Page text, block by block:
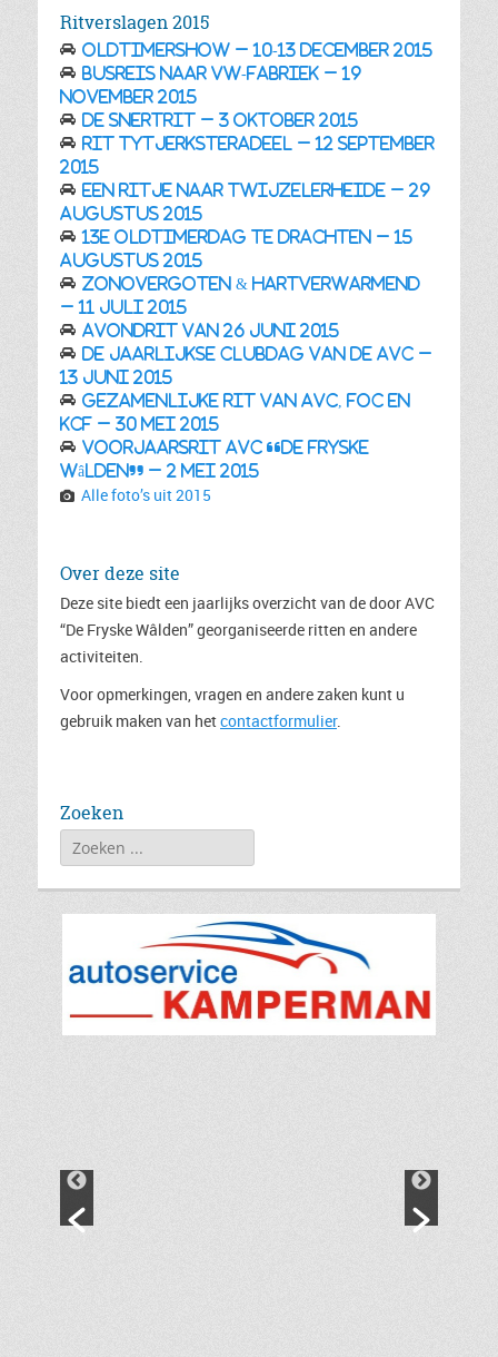
Ritverslagen 2015
Oldtimershow – 10-13 december 2015
Busreis naar VW-fabriek – 19
november 2015
De Snertrit – 3 oktober 2015
Rit Tytjerksteradeel – 12 september
2015
Een ritje naar Twijzelerheide – 29
augustus 2015
13e Oldtimerdag te Drachten – 15
augustus 2015
Zonovergoten & hartverwarmend
– 11 juli 2015
Avondrit van 26 juni 2015
De jaarlijkse clubdag van de AVC –
13 juni 2015
Gezamenlijke rit van AVC, FOC en
KCF – 30 mei 2015
Voorjaarsrit AVC “De Fryske
Wâlden” – 2 mei 2015
Alle foto’s uit 2015
Over deze site
Deze site biedt een jaarlijks overzicht van de door AVC
“De Fryske Wâlden” georganiseerde ritten en andere
activiteiten.
Voor opmerkingen, vragen en andere zaken kunt u
gebruik maken van hetcontactformulier.
Zoeken
Zoeken
naar: